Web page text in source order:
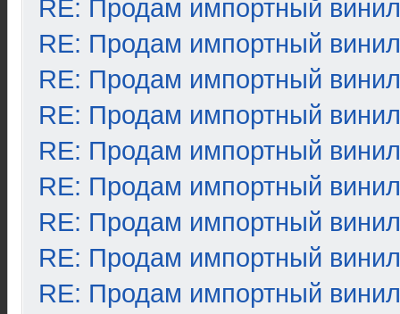
RE: Продам импортный винил
RE: Продам импортный винил
RE: Продам импортный винил
RE: Продам импортный винил
RE: Продам импортный винил
RE: Продам импортный винил
RE: Продам импортный винил
RE: Продам импортный винил
RE: Продам импортный винил